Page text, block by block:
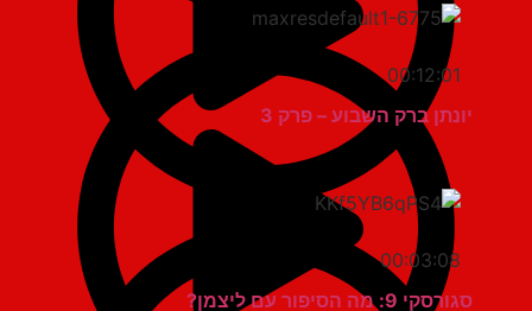
00:12:01
יונתן ברק השבוע – פרק 3
00:03:08
סגורסקי 9: מה הסיפור עם ליצמן?